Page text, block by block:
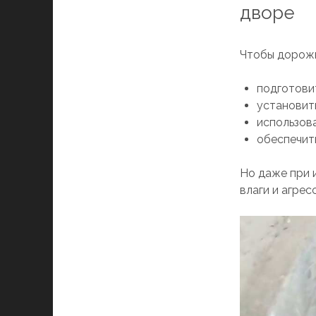
дворе
Чтобы
Но даже при
влаги и